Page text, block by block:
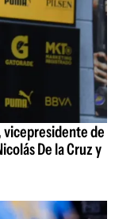
vicepresidente de
De la Cruz y